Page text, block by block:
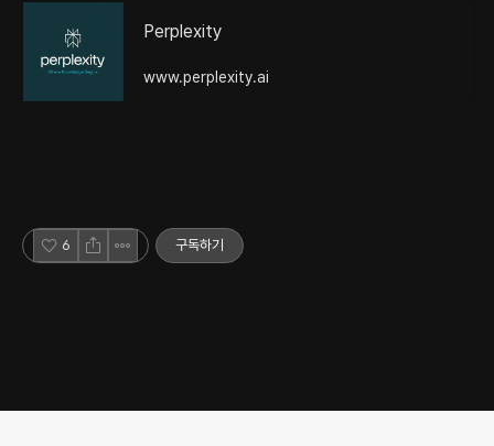
Perplexity
www.perplexity.ai
6 구독하기